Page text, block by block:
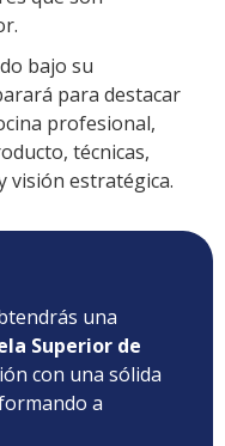
bajo su
para destacar
profesional,
técnicas,
visión estratégica.
una
Superior de
con una sólida
a